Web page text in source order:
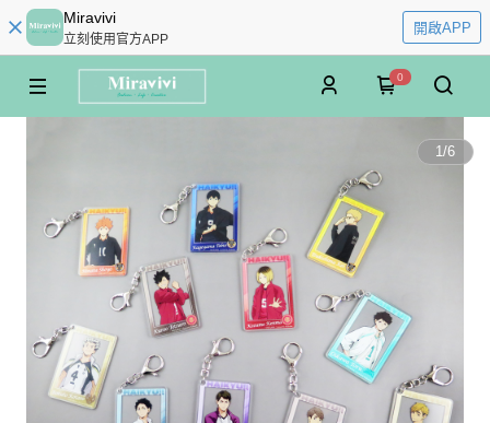
Miravivi
立刻使用官方APP
開啟APP
0
1/6